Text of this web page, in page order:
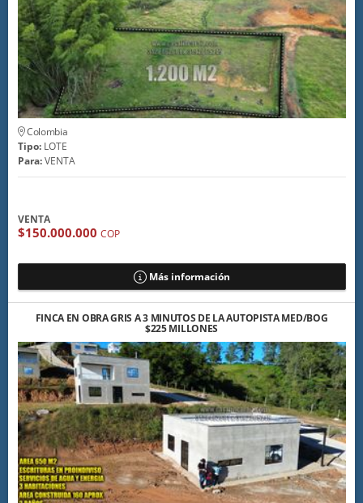
Colombia
Tipo:LOTE
Para:VENTA
VENTA
$150.000.000 COP
Más información
FINCA EN OBRA GRIS A 3 MINUTOS DE LA AUTOPISTA MED/BOG
$225 MILLONES